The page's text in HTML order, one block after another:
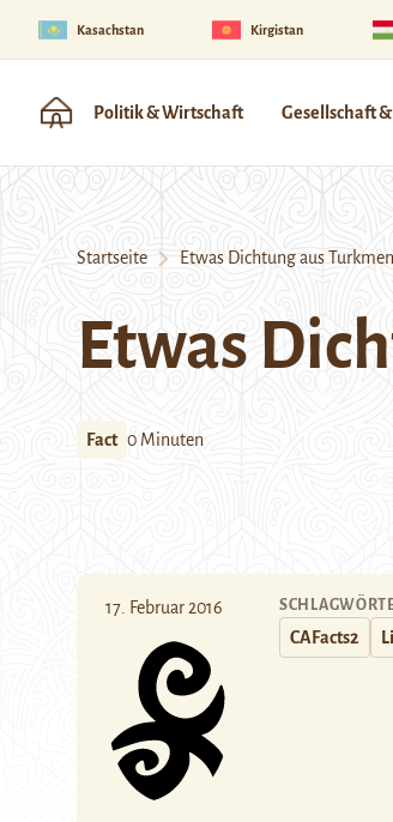
Kasachstan Kirgistan
Politik & Wirtschaft Gesellschaft
Startseite Etwas Dichtung aus
Etwas
Fact 0 Minuten
17. Februar 2016
CAFacts2